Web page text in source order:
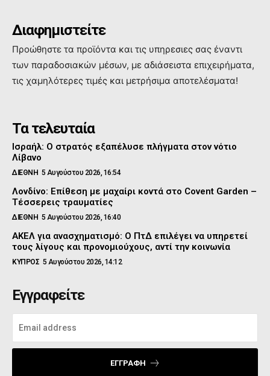
Διαφημιστείτε
Προώθηστε τα προϊόντα και τις υπηρεσιες σας έναντι
των παραδοσιακών μέσων, με αδιάσειστα επιχειρήματα,
τις χαμηλότερες τιμές και μετρήσιμα αποτελέσματα!
Τα τελευταία
Ισραήλ: Ο στρατός εξαπέλυσε πλήγματα στον νότιο
Λίβανο
ΔΙΕΘΝΗ 5 Αυγούστου 2026, 16:54
Λονδίνο: Επίθεση με μαχαίρι κοντά στο Covent Garden –
Τέσσερεις τραυματίες
ΔΙΕΘΝΗ 5 Αυγούστου 2026, 16:40
ΑΚΕΛ για ανασχηματισμό: Ο ΠτΔ επιλέγει να υπηρετεί
τους λίγους και προνομιούχους, αντί την κοινωνία
ΚΥΠΡΟΣ 5 Αυγούστου 2026, 14:12
Εγγραφείτε
ΕΓΓΡΑΦΉ